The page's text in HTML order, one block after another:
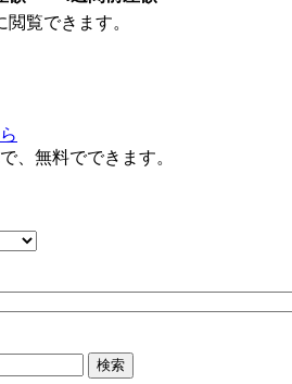
覧できます。
、無料でできます。